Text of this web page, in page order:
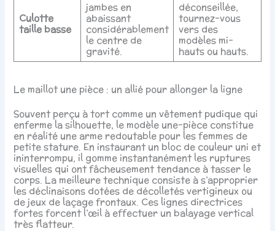
Culotte
taille basse
jambes en
abaissant
considérablement
le centre de
gravité.
déconseillée,
tournez-vous
vers des
modèles mi-
hauts ou hauts.
Le maillot une pièce : un allié pour allonger la ligne
Souvent perçu à tort comme un vêtement pudique qui
enferme la silhouette, le modèle une-pièce constitue
en réalité une arme redoutable pour les femmes de
petite stature. En instaurant un bloc de couleur uni et
ininterrompu, il gomme instantanément les ruptures
visuelles qui ont fâcheusement tendance à tasser le
corps. La meilleure technique consiste à s’approprier
les déclinaisons dotées de décolletés vertigineux ou
de jeux de laçage frontaux. Ces lignes directrices
fortes forcent l’œil à effectuer un balayage vertical
très flatteur.